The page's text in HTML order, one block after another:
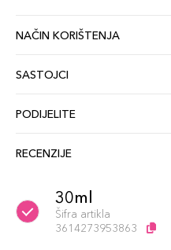
NAČIN KORIŠTENJA
SASTOJCI
PODIJELITE
RECENZIJE
30ml
Šifra artikla
3614273953863